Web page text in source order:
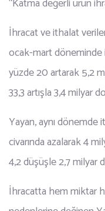
“Katma değerli ürün
İhracat ve ithalat
ocak-mart döneminde
yüzde 20 artarak 5,2
33,3 artışla 3,4 milyar
Yayan, aynı dönemde
civarında azalarak 4
4,2 düşüşle 2,7 milyar
İhracatta hem miktar